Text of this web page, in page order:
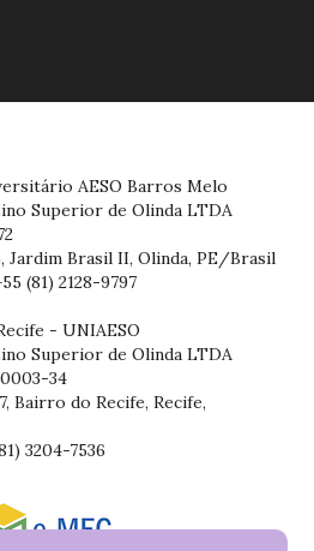
AESO Barros Melo
Superior de Olinda LTDA
Jardim Brasil II, Olinda, PE/Brasil
(81) 2128-9797
- UNIAESO
Superior de Olinda LTDA
0003-34
Bairro do Recife, Recife,
3204-7536